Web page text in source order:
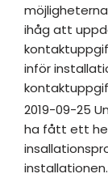
ihåg att
inför
2019-09-25
ha fått ett